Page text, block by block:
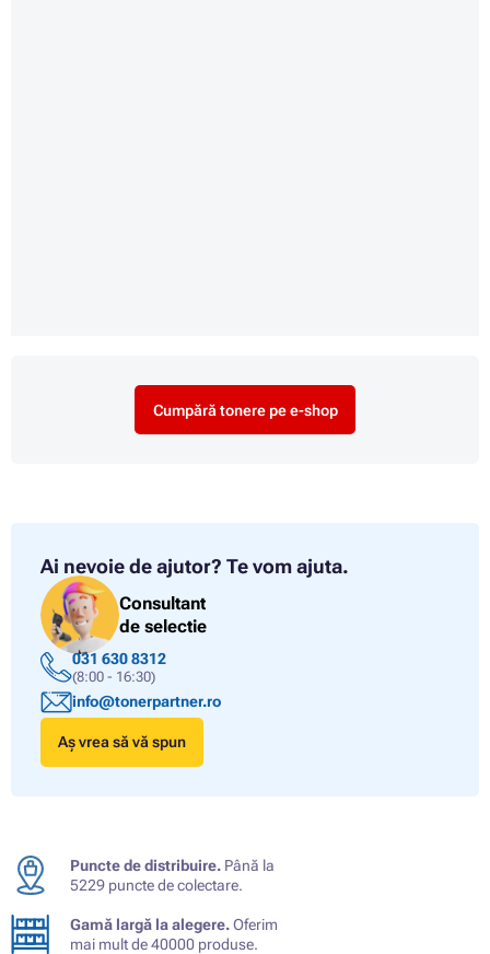
Cumpără tonere pe e-shop
Ai nevoie de ajutor? Te vom ajuta.
Consultant
de selectie
031 630 8312
(8:00 - 16:30)
info@tonerpartner.ro
Aș vrea să vă spun
Puncte de distribuire. Până la
5229 puncte de colectare.
Gamă largă la alegere.Oferim
mai mult de 40000 produse.